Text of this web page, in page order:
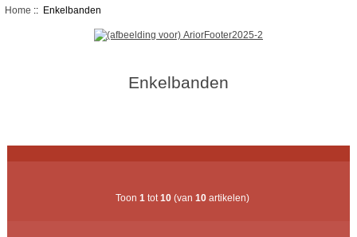
Home :: Enkelbanden
Enkelbanden
Toon 1 tot 10 (van 10 artikelen)